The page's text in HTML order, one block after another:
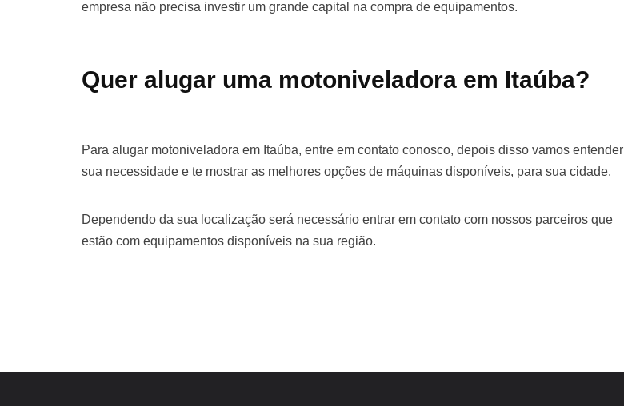
empresa não precisa investir um grande capital na compra de equipamentos.
Quer alugar uma motoniveladora em Itaúba?
Para alugar motoniveladora em Itaúba, entre em contato conosco, depois disso vamos entender
sua necessidade e te mostrar as melhores opções de máquinas disponíveis, para sua cidade.
Dependendo da sua localização será necessário entrar em contato com nossos parceiros que
estão com equipamentos disponíveis na sua região.